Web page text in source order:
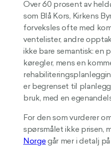
Over 60 prosent av
som Blå Kors, Kirkens
forveksles ofte med
ventelister, andre
ikke bare semantisk:
køregler, mens en
er begrenset til
bruk, med en
For den som vurderer
spørsmålet ikke prisen,
Norge går mer i detalj